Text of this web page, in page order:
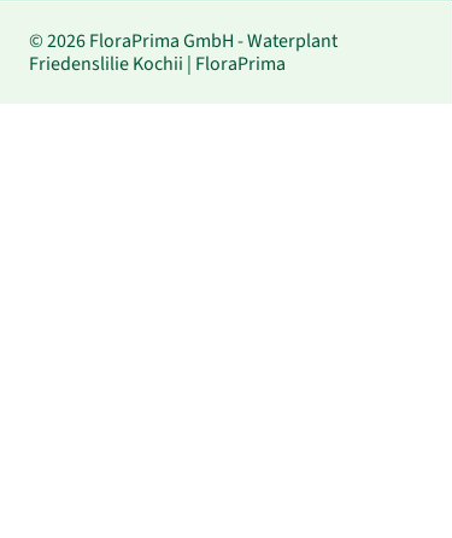
© 2026 FloraPrima GmbH - Waterplant
Friedenslilie Kochii | FloraPrima